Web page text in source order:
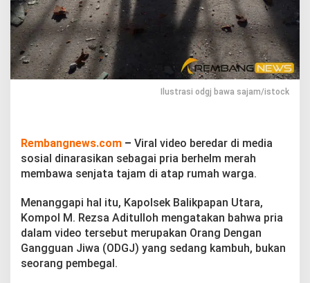
r
w
a
S
a
a
m
i
A
Ilustrasi odgj bawa sajam/istock
Rembangnews.com – Viral video beredar di media
sosial dinarasikan sebagai pria berhelm merah
membawa senjata tajam di atap rumah warga.
Menanggapi hal itu, Kapolsek Balikpapan Utara,
Kompol M. Rezsa Aditulloh mengatakan bahwa pria
dalam video tersebut merupakan Orang Dengan
Gangguan Jiwa (ODGJ) yang sedang kambuh, bukan
seorang pembegal.